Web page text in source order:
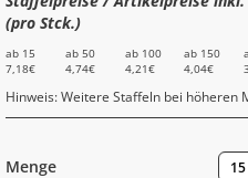
(pro Stck.)
ab 15
7,18€
ab 50
4,74€
ab 100
4,21€
ab 150
4,04€
Hinweis: Weitere Staffeln bei höheren
Menge